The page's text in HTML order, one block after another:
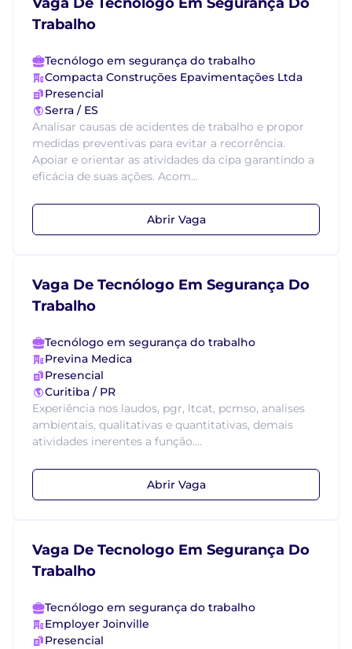
Trabalho
Tecnólogo em segurança do trabalho
Compacta Construções Epavimentações Ltda
Presencial
Serra / ES
Analisar causas de acidentes de trabalho e propor
medidas preventivas para evitar a recorrência.
Apoiar e orientar as atividades da cipa garantindo a
eficácia de suas ações. Acom...
Abrir Vaga
Vaga De Tecnólogo Em Segurança Do
Trabalho
Tecnólogo em segurança do trabalho
Previna Medica
Presencial
Curitiba / PR
Experiência nos laudos, pgr, ltcat, pcmso, analises
ambientais, qualitativas e quantitativas, demais
atividades inerentes a função....
Abrir Vaga
Vaga De Tecnologo Em Segurança Do
Trabalho
Tecnólogo em segurança do trabalho
Employer Joinville
Presencial